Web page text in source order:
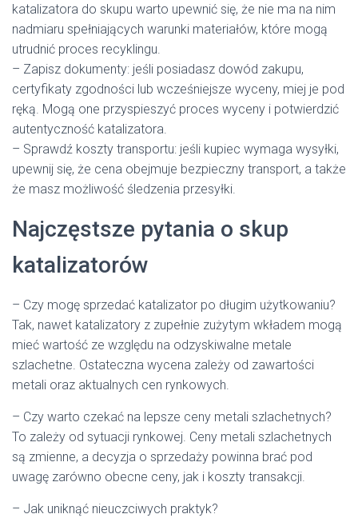
katalizatora do skupu warto upewnić się, że nie ma na nim
nadmiaru spełniających warunki materiałów, które mogą
utrudnić proces recyklingu.
– Zapisz dokumenty: jeśli posiadasz dowód zakupu,
certyfikaty zgodności lub wcześniejsze wyceny, miej je pod
ręką. Mogą one przyspieszyć proces wyceny i potwierdzić
autentyczność katalizatora.
– Sprawdź koszty transportu: jeśli kupiec wymaga wysyłki,
upewnij się, że cena obejmuje bezpieczny transport, a także
że masz możliwość śledzenia przesyłki.
Najczęstsze pytania o skup
katalizatorów
– Czy mogę sprzedać katalizator po długim użytkowaniu?
Tak, nawet katalizatory z zupełnie zużytym wkładem mogą
mieć wartość ze względu na odzyskiwalne metale
szlachetne. Ostateczna wycena zależy od zawartości
metali oraz aktualnych cen rynkowych.
– Czy warto czekać na lepsze ceny metali szlachetnych?
To zależy od sytuacji rynkowej. Ceny metali szlachetnych
są zmienne, a decyzja o sprzedaży powinna brać pod
uwagę zarówno obecne ceny, jak i koszty transakcji.
– Jak uniknąć nieuczciwych praktyk?